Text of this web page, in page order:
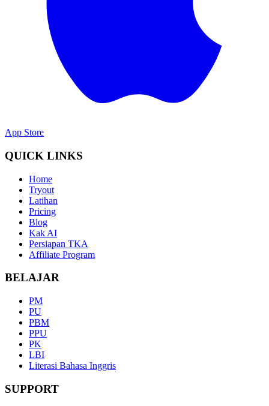
App Store
QUICK LINKS
Home
Tryout
Latihan
Pricing
Blog
Kak AI
Persiapan TKA
Affiliate Program
BELAJAR
PM
PU
PBM
PPU
PK
LBI
Literasi Bahasa Inggris
SUPPORT